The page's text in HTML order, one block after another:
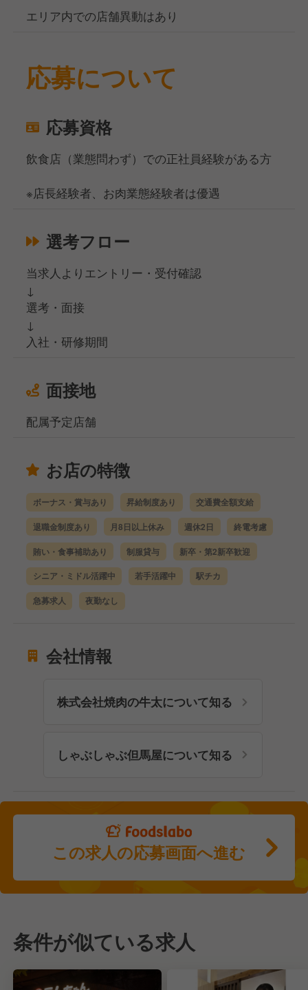
エリア内での店舗異動はあり
応募について
応募資格
飲食店（業態問わず）での正社員経験がある方
※店長経験者、お肉業態経験者は優遇
選考フロー
当求人よりエントリー・受付確認
↓
選考・面接
↓
入社・研修期間
面接地
配属予定店舗
お店の特徴
ボーナス・賞与あり 昇給制度あり 交通費全額支給
退職金制度あり 月8日以上休み 週休2日 終電考慮
賄い・食事補助あり 制服貸与 新卒・第2新卒歓迎
シニア・ミドル活躍中 若手活躍中 駅チカ
急募求人 夜勤なし
会社情報
株式会社焼肉の牛太について知る
しゃぶしゃぶ但馬屋について知る
この求人の応募画面へ進む
条件が似ている求人